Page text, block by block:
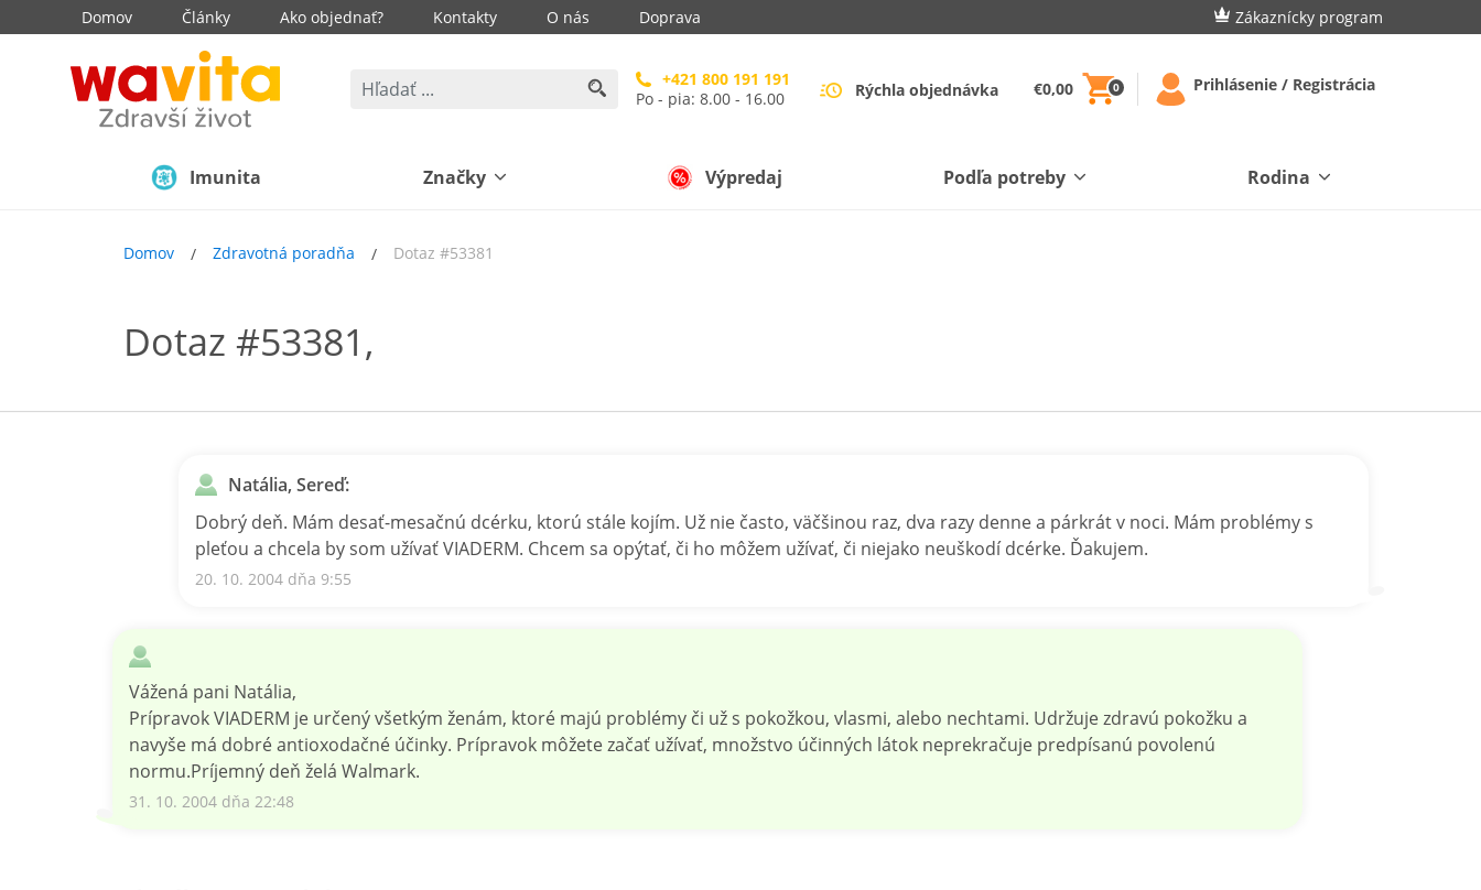
Domov Články Ako objednať? Kontakty O nás Doprava Zákaznícky program
+421 800 191 191
Po - pia: 8.00 - 16.00
Rýchla objednávka €0,00 0 Prihlásenie / Registrácia
Imunita Značky Výpredaj Podľa potreby Rodina
Domov Zdravotná poradňa Dotaz #53381
Dotaz #53381,
Natália, Sereď:
Dobrý deň. Mám desať-mesačnú dcérku, ktorú stále kojím. Už nie často, väčšinou raz, dva razy denne a párkrát v noci. Mám problémy s
pleťou a chcela by som užívať VIADERM. Chcem sa opýtať, či ho môžem užívať, či niejako neuškodí dcérke. Ďakujem.
20. 10. 2004 dňa 9:55
Vážená pani Natália,
Prípravok VIADERM je určený všetkým ženám, ktoré majú problémy či už s pokožkou, vlasmi, alebo nechtami. Udržuje zdravú pokožku a
navyše má dobré antioxodačné účinky. Prípravok môžete začať užívať, množstvo účinných látok neprekračuje predpísanú povolenú
normu.Príjemný deň želá Walmark.
31. 10. 2004 dňa 22:48